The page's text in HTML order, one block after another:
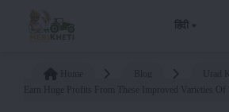
हिंदी